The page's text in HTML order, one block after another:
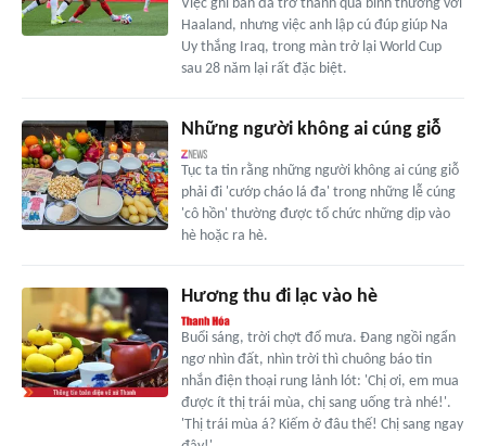
Việc ghi bàn đã trở thành quá bình thường với
Haaland, nhưng việc anh lập cú đúp giúp Na
Uy thắng Iraq, trong màn trở lại World Cup
sau 28 năm lại rất đặc biệt.
Những người không ai cúng giỗ
Tục ta tin rằng những người không ai cúng giỗ
phải đi 'cướp cháo lá đa' trong những lễ cúng
'cô hồn' thường được tổ chức những dịp vào
hè hoặc ra hè.
Hương thu đi lạc vào hè
Buổi sáng, trời chợt đổ mưa. Đang ngồi ngẩn
ngơ nhìn đất, nhìn trời thì chuông báo tin
nhắn điện thoại rung lảnh lót: 'Chị ơi, em mua
được ít thị trái mùa, chị sang uống trà nhé!'.
'Thị trái mùa á? Kiếm ở đâu thế! Chị sang ngay